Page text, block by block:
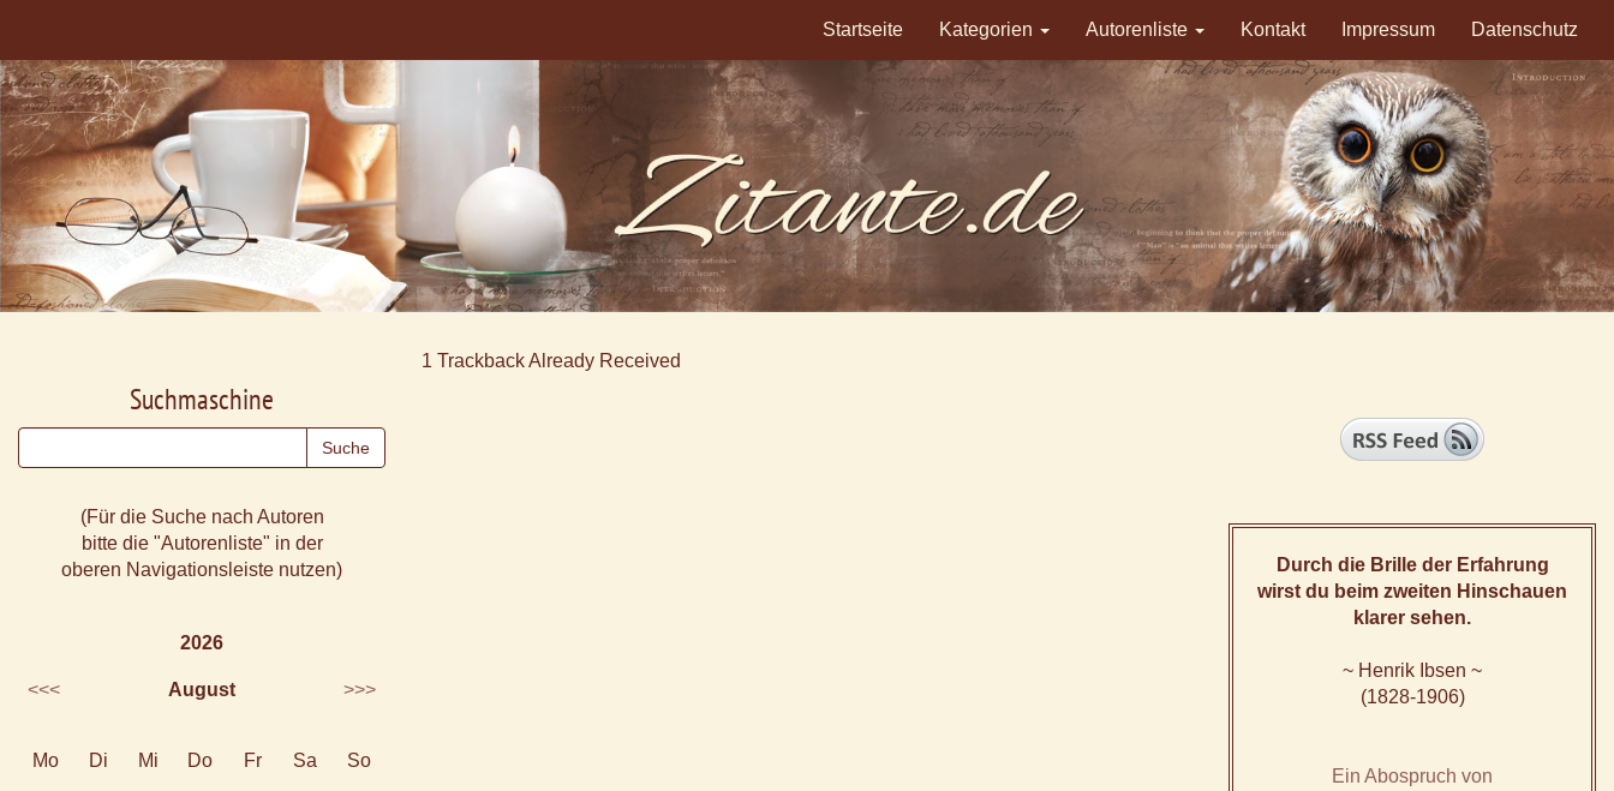
Startseite Kategorien Autorenliste Kontakt Impressum Datenschutz
1 Trackback Already Received
Suchmaschine
(Für die Suche nach Autoren
bitte die "Autorenliste" in der
oberen Navigationsleiste nutzen)
2026
<<< August >>>
Mo Di Mi Do Fr Sa So
Durch die Brille der Erfahrung
wirst du beim zweiten Hinschauen
klarer sehen.
~ Henrik Ibsen ~
(1828-1906)
Ein Abospruch von